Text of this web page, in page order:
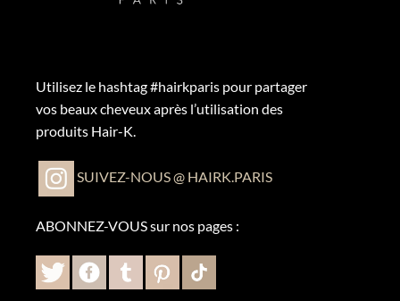
Utilisez le hashtag #hairkparis pour partager
vos beaux cheveux après l’utilisation des
produits Hair-K.
SUIVEZ-NOUS @ HAIRK.PARIS
ABONNEZ-VOUS sur nos pages :